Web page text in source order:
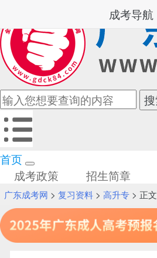
首页
成考政策
招生简章
广东成考网 > 复习资料> 高升专> 正文
成考导航